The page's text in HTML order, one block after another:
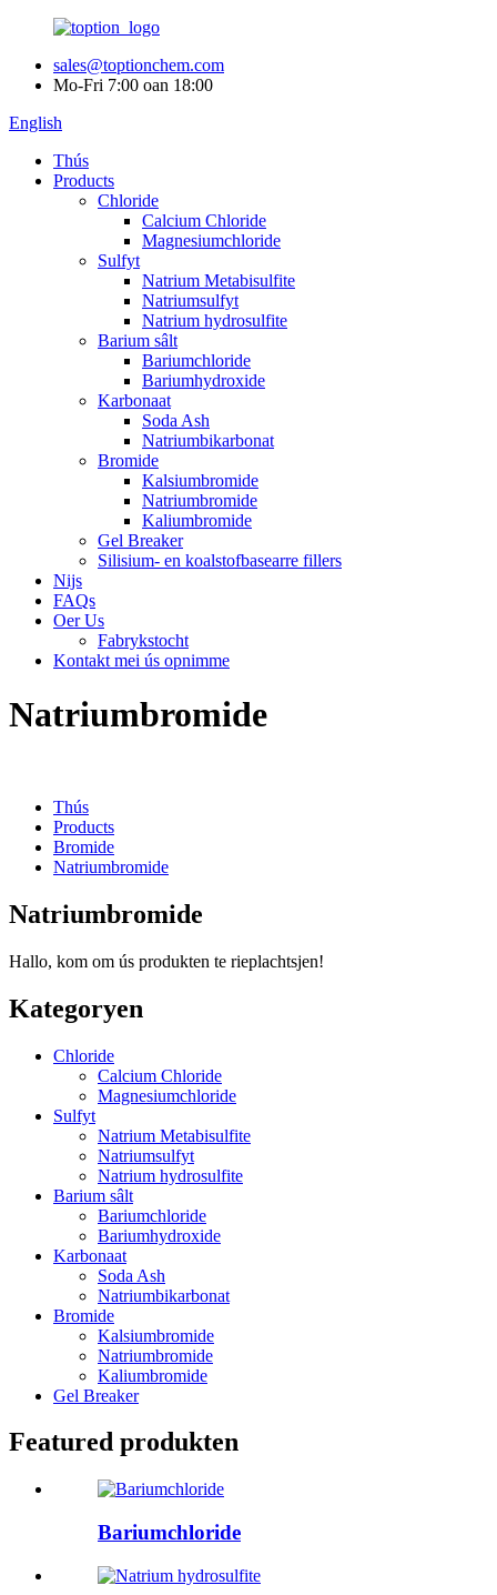
sales@toptionchem.com
Mo-Fri 7:00 oan 18:00
English
Thús
Products
Chloride
Calcium Chloride
Magnesiumchloride
Sulfyt
Natrium Metabisulfite
Natriumsulfyt
Natrium hydrosulfite
Barium sâlt
Bariumchloride
Bariumhydroxide
Karbonaat
Soda Ash
Natriumbikarbonat
Bromide
Kalsiumbromide
Natriumbromide
Kaliumbromide
Gel Breaker
Silisium- en koalstofbasearre fillers
Nijs
FAQs
Oer Us
Fabrykstocht
Kontakt mei ús opnimme
Natriumbromide
Thús
Products
Bromide
Natriumbromide
Natriumbromide
Hallo, kom om ús produkten te rieplachtsjen!
Kategoryen
Chloride
Calcium Chloride
Magnesiumchloride
Sulfyt
Natrium Metabisulfite
Natriumsulfyt
Natrium hydrosulfite
Barium sâlt
Bariumchloride
Bariumhydroxide
Karbonaat
Soda Ash
Natriumbikarbonat
Bromide
Kalsiumbromide
Natriumbromide
Kaliumbromide
Gel Breaker
Featured produkten
Bariumchloride